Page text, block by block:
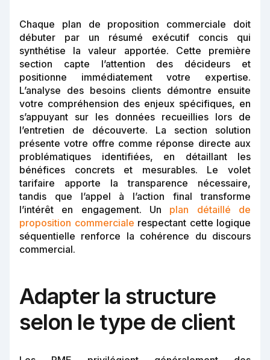
Chaque plan de proposition commerciale doit
débuter par un résumé exécutif concis qui
synthétise la valeur apportée. Cette première
section capte l’attention des décideurs et
positionne immédiatement votre expertise.
L’analyse des besoins clients démontre ensuite
votre compréhension des enjeux spécifiques, en
s’appuyant sur les données recueillies lors de
l’entretien de découverte. La section solution
présente votre offre comme réponse directe aux
problématiques identifiées, en détaillant les
bénéfices concrets et mesurables. Le volet
tarifaire apporte la transparence nécessaire,
tandis que l’appel à l’action final transforme
l’intérêt en engagement. Un plan détaillé de
proposition commerciale respectant cette logique
séquentielle renforce la cohérence du discours
commercial.
Adapter la structure
selon le type de client